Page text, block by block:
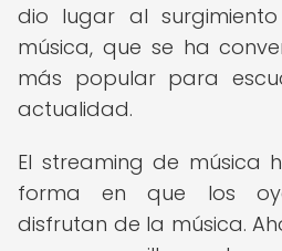
dio lugar al
música, que se ha
más popular para
actualidad.
El streaming de música
forma en que los
disfrutan de la música.